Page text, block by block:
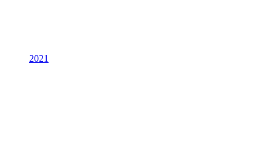
2021